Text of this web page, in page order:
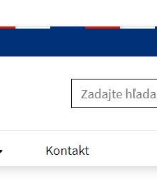
Last
Active
PHP version